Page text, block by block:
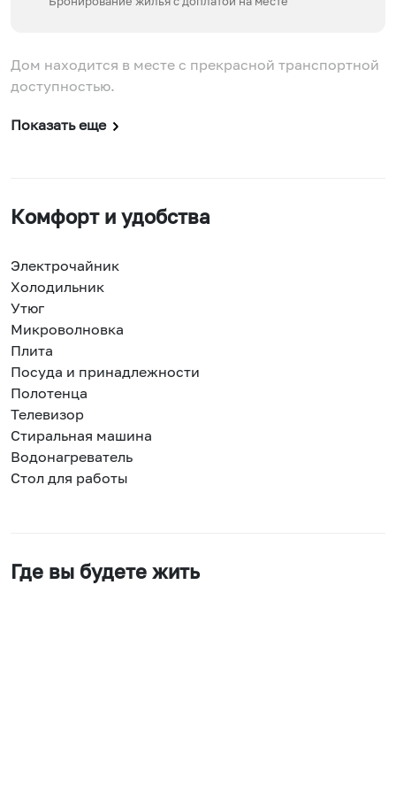
Дом находится в месте с прекрасной транспортной
доступностью.
Показать еще
Комфорт и удобства
Электрочайник
Холодильник
Утюг
Микроволновка
Плита
Посуда и принадлежности
Полотенца
Телевизор
Стиральная машина
Водонагреватель
Стол для работы
Где вы будете жить